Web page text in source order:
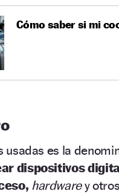
Cómo saber si mi
usadas es la
dispositivos
hardwarey